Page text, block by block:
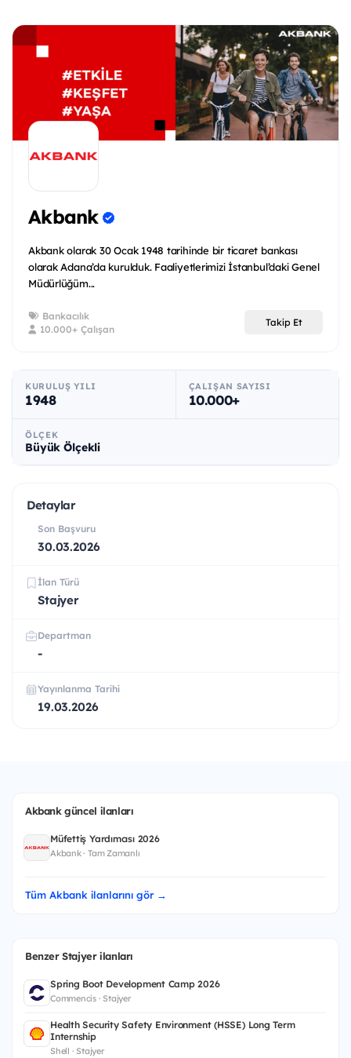
Akbank
Akbank olarak 30 Ocak 1948 tarihinde bir ticaret bankası
olarak Adana’da kurulduk. Faaliyetlerimizi İstanbul’daki Genel
Müdürlüğüm...
Bankacılık
10.000+ Çalışan
Takip Et
KURULUŞ YILI
1948
ÇALIŞAN SAYISI
10.000+
ÖLÇEK
Büyük Ölçekli
Detaylar
Son Başvuru
30.03.2026
İlan Türü
Stajyer
Departman
-
Yayınlanma Tarihi
19.03.2026
Akbank güncel ilanları
Müfettiş Yardımcısı 2026
Akbank · Tam Zamanlı
Tüm Akbank ilanlarını gör →
Benzer Stajyer ilanları
Spring Boot Development Camp 2026
Commencis · Stajyer
Health Security Safety Environment (HSSE) Long Term
Internship
Shell · Stajyer